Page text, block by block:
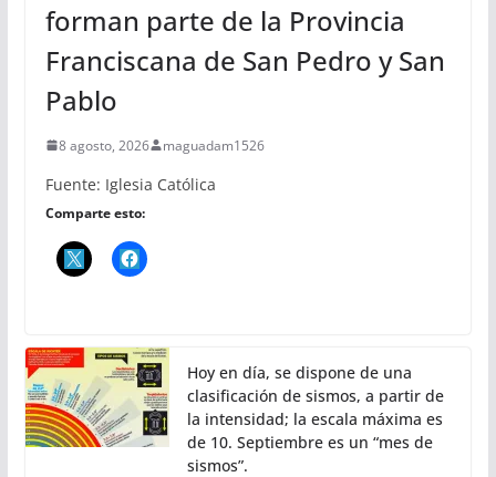
forman parte de la Provincia
Franciscana de San Pedro y San
Pablo
8 agosto, 2026 maguadam1526
Fuente: Iglesia Católica
Comparte esto:
Hoy en día, se dispone de una
clasificación de sismos, a partir de
la intensidad; la escala máxima es
de 10. Septiembre es un “mes de
sismos”.